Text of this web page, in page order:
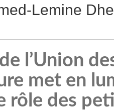
Lemine
l’Union
met en
rôle des